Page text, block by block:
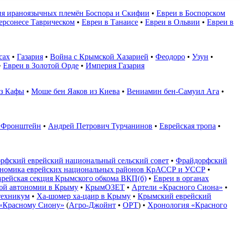
ираноязычных племён Боспора и Скифии • Евреи в Боспорском
Таврическом • Евреи в Танаисе • Евреи в Ольвии • Евреи в
• Газария • Война с Крымской Хазарией • Феодоро • Узун •
Евреи в Золотой Орде • Империя Газария
Кафы • Моше бен Яаков из Киева • Вениамин бен-Самуил Ага •
• Андрей Петрович Турчанинов • Еврейская тропа •
еврейский национальный сельский совет • Фрайдорфский
еврейских национальных районов КрАССР и УССР •
секция Крымского обкома ВКП(б) • Евреи в органах
автономии в Крыму • КрымОЗЕТ • Артели «Красного Сиона» •
• Ха-шомер ха-цаир в Крыму • Крымский еврейский
Сиону» (Агро-Джойнт • ОРТ) • Хронология «Красного